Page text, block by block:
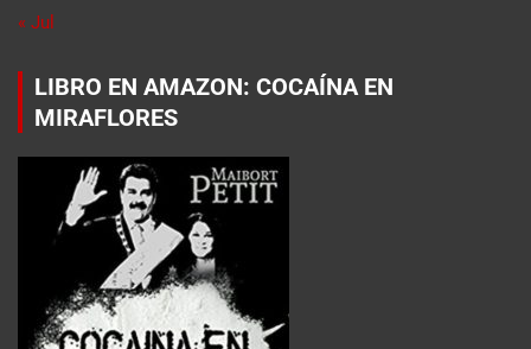
« Jul
LIBRO EN AMAZON: COCAÍNA EN
MIRAFLORES